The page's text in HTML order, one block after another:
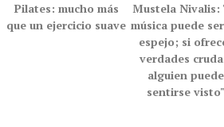
Pilates: mucho más
que un ejercicio suave
Mustela Nivalis:
música puede
espejo; si
verdades
alguien puede
sentirse visto"